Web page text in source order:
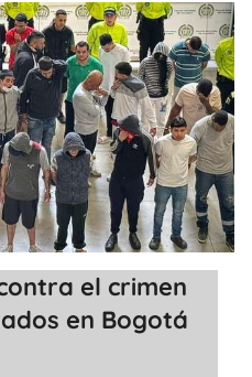
el crimen
en Bogotá